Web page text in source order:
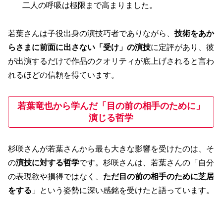
二人の呼吸は極限まで高まりました。
若葉さんは子役出身の演技巧者でありながら、 技術をあか
らさまに前面に出さない「受け」の演技に定評があり、彼
が出演するだけで作品のクオリティが底上げされると言わ
れるほどの信頼を得ています。
若葉竜也から学んだ「目の前の相手のために」
演じる哲学
杉咲さんが若葉さんから最も大きな影響を受けたのは、そ
の演技に対する哲学です。杉咲さんは、若葉さんの「自分
の表現欲や損得ではなく、 ただ目の前の相手のために芝居
をする 」という姿勢に深い感銘を受けたと語っています。